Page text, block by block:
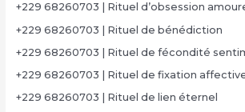
+229 68260703 | Rituel d’obsession
+229 68260703 | Rituel de bénédiction
+229 68260703 | Rituel de fécondité
+229 68260703 | Rituel de fixation
+229 68260703 | Rituel de lien éternel